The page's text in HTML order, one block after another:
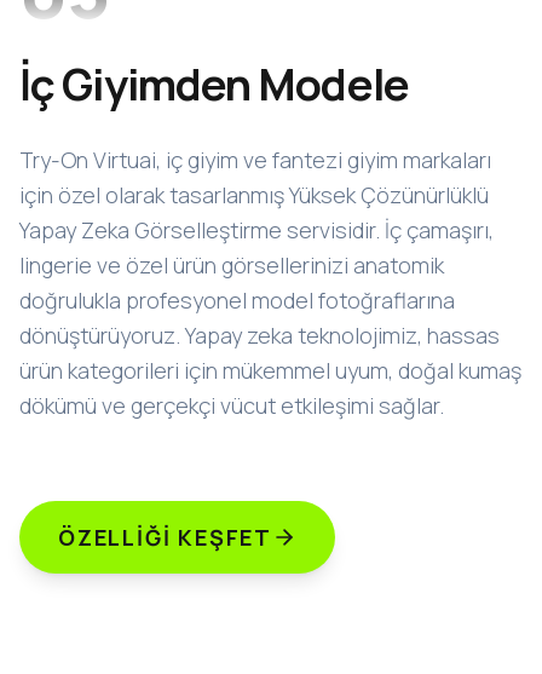
İç Giyimden Modele
Try-On Virtuai, iç giyim ve fantezi giyim markaları
için özel olarak tasarlanmış Yüksek Çözünürlüklü
Yapay Zeka Görselleştirme servisidir. İç çamaşırı,
lingerie ve özel ürün görsellerinizi anatomik
doğrulukla profesyonel model fotoğraflarına
dönüştürüyoruz. Yapay zeka teknolojimiz, hassas
ürün kategorileri için mükemmel uyum, doğal kumaş
dökümü ve gerçekçi vücut etkileşimi sağlar.
ÖZELLIĞI KEŞFET